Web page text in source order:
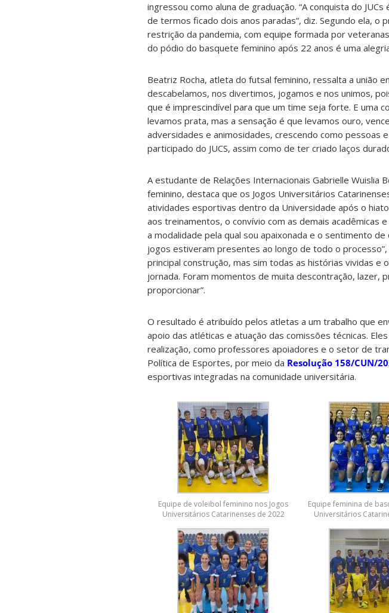
ingressou como aluna de graduação. “A conquista do
de termos ficado dois anos paradas”, diz. Segundo ela, o
restrição da pandemia, com equipe formada por
do pódio do basquete feminino após 22 anos é uma
Beatriz Rocha, atleta do futsal feminino, ressalta a união
descabelamos, nos divertimos, jogamos e nos unimos,
que é imprescindível para que um time seja forte. E uma
levamos prata, mas a sensação é que levamos ouro,
adversidades e animosidades, crescendo como pessoas
participado do JUCS, assim como de ter criado laços
A estudante de Relações Internacionais Gabrielle Wuislia
feminino, destaca que os Jogos Universitários
atividades esportivas dentro da Universidade após o
aos treinamentos, o convívio com as demais acadêmicas
a modalidade pela qual sou apaixonada e o sentimento
jogos estiveram presentes ao longo de todo o
principal construção, mas sim todas as histórias vividas
jornada. Foram momentos de muita descontração, lazer,
proporcionar”.
O resultado é atribuído pelos atletas a um trabalho que
apoio das atléticas e atuação das comissões técnicas.
realização, como professores apoiadores e o setor de
Política de Esportes, por meio da Resolução 158/CUN/
esportivas integradas na comunidade universitária.
Equipe de voleibol feminino nos Jogos
Universitários Catarinenses de 2022
Equipe feminina de
Universitários